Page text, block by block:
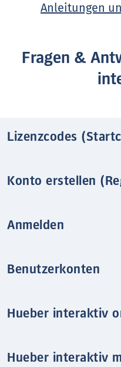
Anleitungen
Fragen &
Lizenzcodes
Konto erstellen
Anmelden
Benutzerkonten
Hueber interaktiv
Hueber interaktiv